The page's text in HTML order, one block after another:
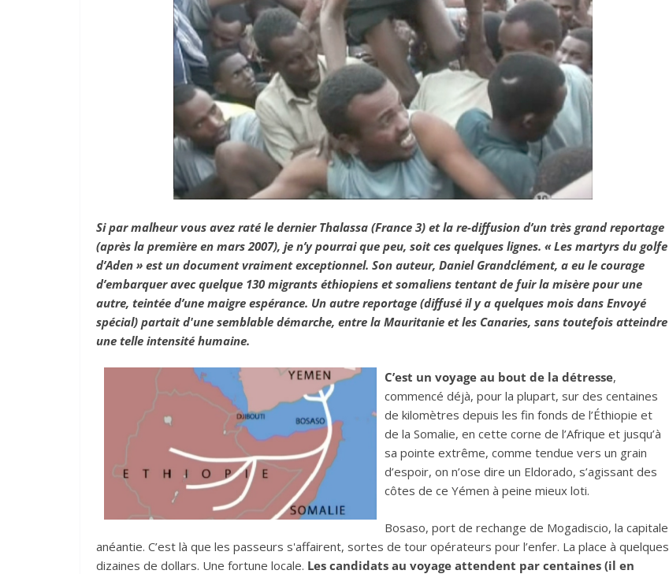
Si par malheur vous avez raté le dernier Thalassa (France 3) et la re-diffusion d’un très grand reportage
(après la première en mars 2007), je n’y pourrai que peu, soit ces quelques lignes. « Les martyrs du golfe
d’Aden » est un document vraiment exceptionnel. Son auteur, Daniel Grandclément, a eu le courage
d’embarquer avec quelque 130 migrants éthiopiens et somaliens tentant de fuir la misère pour une
autre, teintée d’une maigre espérance. Un autre reportage (diffusé il y a quelques mois dans Envoyé
spécial) partait d'une semblable démarche, entre la Mauritanie et les Canaries, sans toutefois atteindre
une telle intensité humaine.
C’est un voyage au bout de la détresse,
commencé déjà, pour la plupart, sur des centaines
de kilomètres depuis les fin fonds de l’Éthiopie et
de la Somalie, en cette corne de l’Afrique et jusqu’à
sa pointe extrême, comme tendue vers un grain
d’espoir, on n’ose dire un Eldorado, s’agissant des
côtes de ce Yémen à peine mieux loti.
Bosaso, port de rechange de Mogadiscio, la capitale
anéantie. C’est là que les passeurs s'affairent, sortes de tour opérateurs pour l’enfer. La place à quelques
dizaines de dollars. Une fortune locale. Les candidats au voyage attendent par centaines (il en